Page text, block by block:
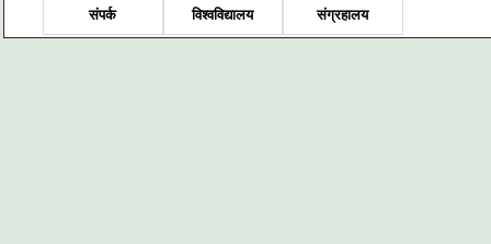
संपर्क विश्वविद्यालय संग्रहालय